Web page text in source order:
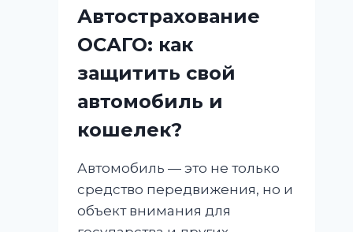
Автострахование
ОСАГО: как
защитить свой
автомобиль и
кошелек?
Автомобиль — это не только
средство передвижения, но и
объект внимания для